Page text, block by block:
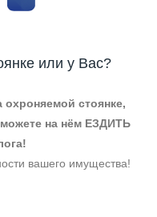
или у Вас?
охроняемой стоянке,
можете на нём ЕЗДИТЬ
вашего имущества!